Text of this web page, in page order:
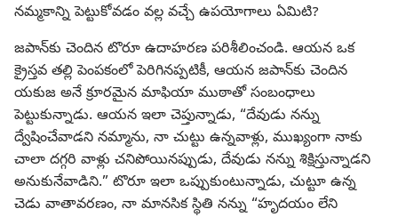
నమ్మకాన్ని పెట్టుకోవడం వల్ల వచ్చే ఉపయోగాలు ఏమిటి?
జపాన్‌కు చెందిన టొరూ ఉదాహరణ పరిశీలించండి. ఆయన ఒక
క్రైస్తవ తల్లి పెంపకంలో పెరిగినప్పటికీ, ఆయన జపాన్‌కు చెందిన
యకుజ అనే క్రూరమైన మాఫియా ముఠాతో సంబంధాలు
పెట్టుకున్నాడు. ఆయన ఇలా చెప్తున్నాడు, “దేవుడు నన్ను
ద్వేషించేవాడని నమ్మాను, నా చుట్టు ఉన్నవాళ్లు, ముఖ్యంగా నాకు
చాలా దగ్గరి వాళ్లు చనిపోయినప్పుడు, దేవుడు నన్ను శిక్షిస్తున్నాడని
అనుకునేవాడిని.” టొరూ ఇలా ఒప్పుకుంటున్నాడు, చుట్టూ ఉన్న
చెడు వాతావరణం, నా మానసిక స్థితి నన్ను “హృదయం లేని